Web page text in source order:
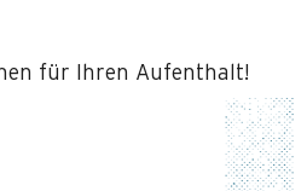
für Ihren Aufenthalt!